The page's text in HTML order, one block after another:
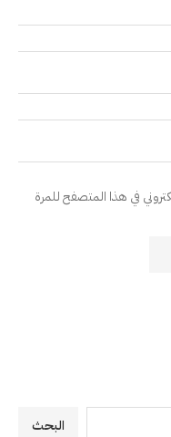
في هذا المتصفح للمرة
البحث